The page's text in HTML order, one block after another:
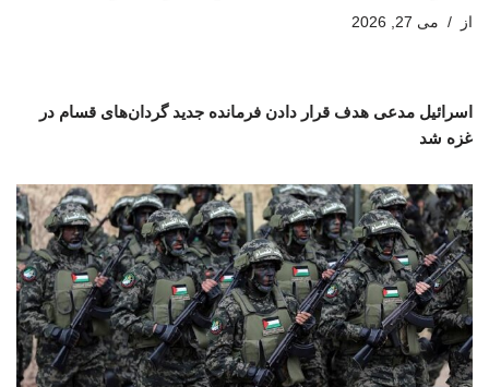
از می 27, 2026
اسرائیل مدعی هدف قرار دادن فرمانده جدید گردان‌های قسام در
غزه شد